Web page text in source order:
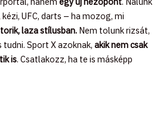
UFC, darts – ha mozog, mi
laza stílusban. Nem tolunk rizsát,
Sport X azoknak, akik nem csak
is. Csatlakozz, ha te is másképp